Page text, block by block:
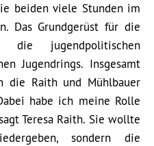
beiden viele Stunden im
Das Grundgerüst für die
jugendpolitischen
Jugendrings. Insgesamt
die Raith und Mühlbauer
habe ich meine Rolle
Teresa Raith. Sie wollte
sondern die